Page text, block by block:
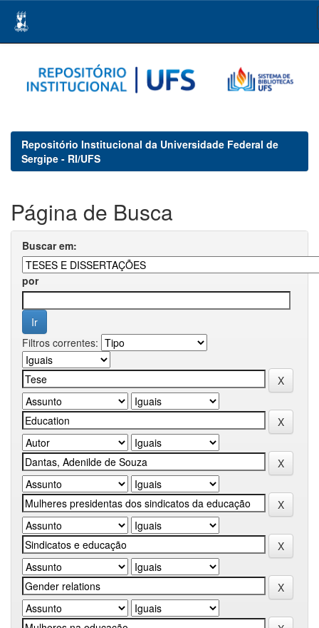
navigation
Repositório Institucional da Universidade Federal de
Sergipe - RI/UFS
Página de Busca
Buscar em:
por
Filtros correntes: